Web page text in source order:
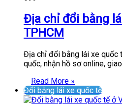
Địa chỉ đổi bằng
TPHCM
Địa chỉ đổi bằng lái xe quốc
quốc, nhận hồ sơ online,
Read More »
Đổi bằng lái xe quốc tế